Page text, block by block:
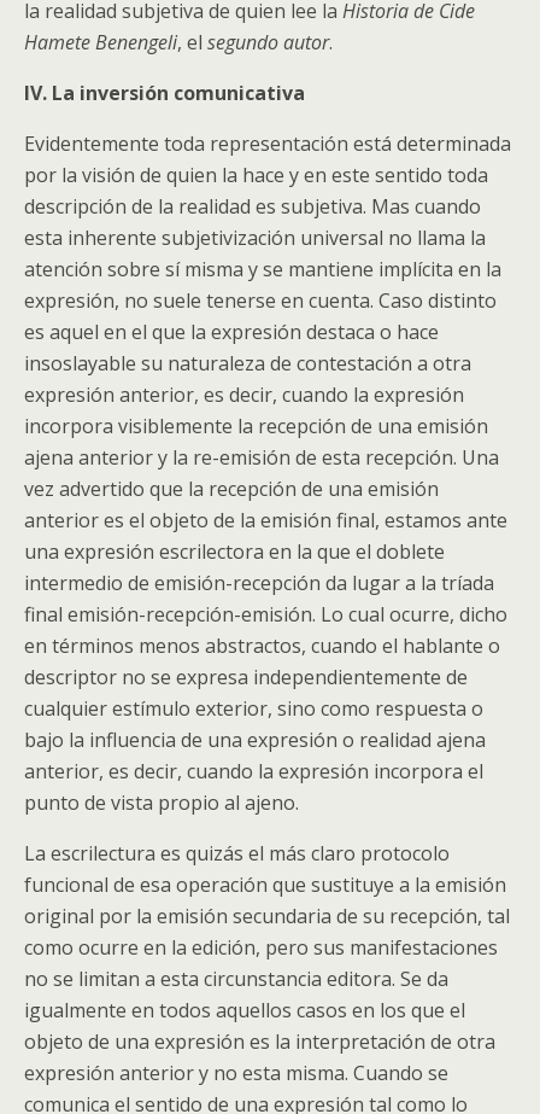
la realidad subjetiva de quien lee la Historia de Cide
Hamete Benengeli, el segundo autor.
IV. La inversión comunicativa
Evidentemente toda representación está determinada
por la visión de quien la hace y en este sentido toda
descripción de la realidad es subjetiva. Mas cuando
esta inherente subjetivización universal no llama la
atención sobre sí misma y se mantiene implícita en la
expresión, no suele tenerse en cuenta. Caso distinto
es aquel en el que la expresión destaca o hace
insoslayable su naturaleza de contestación a otra
expresión anterior, es decir, cuando la expresión
incorpora visiblemente la recepción de una emisión
ajena anterior y la re-emisión de esta recepción. Una
vez advertido que la recepción de una emisión
anterior es el objeto de la emisión final, estamos ante
una expresión escrilectora en la que el doblete
intermedio de emisión-recepción da lugar a la tríada
final emisión-recepción-emisión. Lo cual ocurre, dicho
en términos menos abstractos, cuando el hablante o
descriptor no se expresa independientemente de
cualquier estímulo exterior, sino como respuesta o
bajo la influencia de una expresión o realidad ajena
anterior, es decir, cuando la expresión incorpora el
punto de vista propio al ajeno.
La escrilectura es quizás el más claro protocolo
funcional de esa operación que sustituye a la emisión
original por la emisión secundaria de su recepción, tal
como ocurre en la edición, pero sus manifestaciones
no se limitan a esta circunstancia editora. Se da
igualmente en todos aquellos casos en los que el
objeto de una expresión es la interpretación de otra
expresión anterior y no esta misma. Cuando se
comunica el sentido de una expresión tal como lo